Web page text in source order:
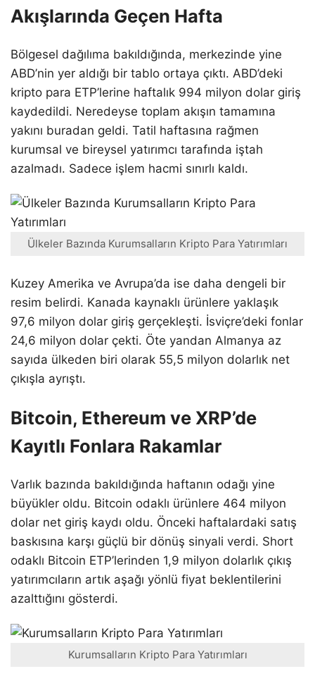
Akışlarında Geçen Hafta
Bölgesel dağılıma bakıldığında, merkezinde yine
ABD’nin yer aldığı bir tablo ortaya çıktı. ABD’deki
kripto para ETP’lerine haftalık 994 milyon dolar giriş
kaydedildi. Neredeyse toplam akışın tamamına
yakını buradan geldi. Tatil haftasına rağmen
kurumsal ve bireysel yatırımcı tarafında iştah
azalmadı. Sadece işlem hacmi sınırlı kaldı.
Ülkeler Bazında Kurumsalların Kripto Para Yatırımları
Kuzey Amerika ve Avrupa’da ise daha dengeli bir
resim belirdi. Kanada kaynaklı ürünlere yaklaşık
97,6 milyon dolar giriş gerçekleşti. İsviçre’deki fonlar
24,6 milyon dolar çekti. Öte yandan Almanya az
sayıda ülkeden biri olarak 55,5 milyon dolarlık net
çıkışla ayrıştı.
Bitcoin, Ethereum ve XRP’de
Kayıtlı Fonlara Rakamlar
Varlık bazında bakıldığında haftanın odağı yine
büyükler oldu. Bitcoin odaklı ürünlere 464 milyon
dolar net giriş kaydı oldu. Önceki haftalardaki satış
baskısına karşı güçlü bir dönüş sinyali verdi. Short
odaklı Bitcoin ETP’lerinden 1,9 milyon dolarlık çıkış
yatırımcıların artık aşağı yönlü fiyat beklentilerini
azalttığını gösterdi.
Kurumsalların Kripto Para Yatırımları